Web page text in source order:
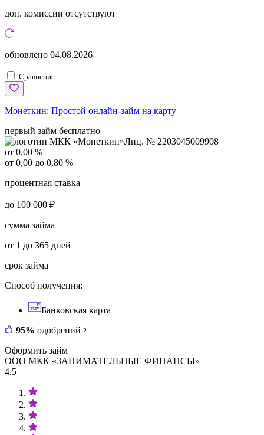
доп. комиссии отсутствуют
обновлено 04.08.2026
Сравнение
Монеткин: Простой онлайн-займ на карту
первый займ бесплатно
Лиц. № 2203045009908
от 0,00 %
от 0,00 до 0,80 %
процентная ставка
до 100 000 ₽
сумма займа
от 1 до 365 дней
срок займа
Способ получения:
Банковская карта
95% одобрений ?
Оформить займ
ООО МКК «ЗАНИМАТЕЛЬНЫЕ ФИНАНСЫ»
4.5